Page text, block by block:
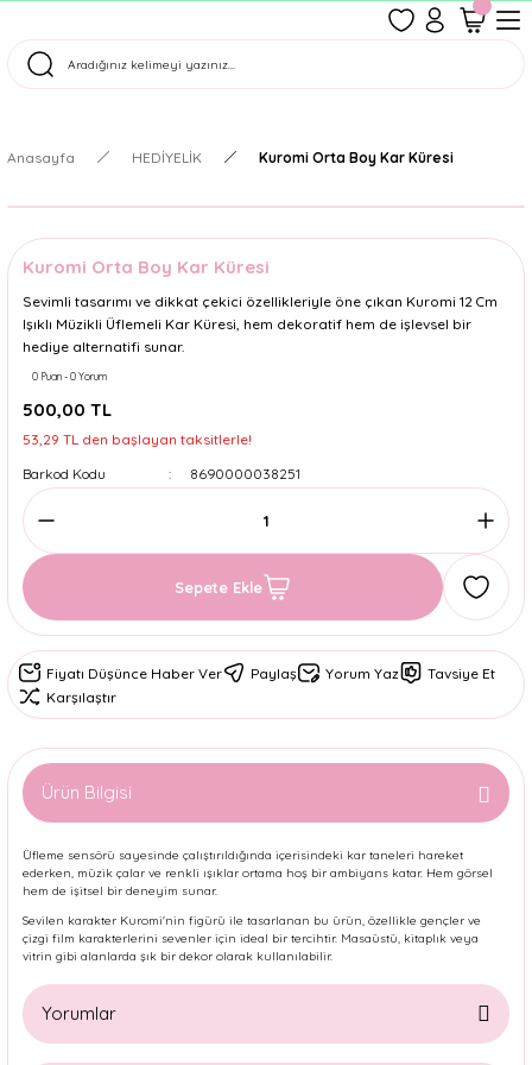
Tüm Siparişler Aynı Gün Kargoda!
Anasayfa HEDİYELİK Kuromi Orta Boy Kar Küresi
Kuromi Orta Boy Kar Küresi
Sevimli tasarımı ve dikkat çekici özellikleriyle öne çıkan Kuromi 12 Cm
Işıklı Müzikli Üflemeli Kar Küresi, hem dekoratif hem de işlevsel bir
hediye alternatifi sunar.
0 Puan - 0 Yorum
500,00 TL
53,29 TL den başlayan taksitlerle!
Barkod Kodu
8690000038251
Sepete Ekle
Fiyatı Düşünce Haber Ver Paylaş Yorum Yaz
Tavsiye Et
Karşılaştır
Ürün Bilgisi
Üfleme sensörü sayesinde çalıştırıldığında içerisindeki kar taneleri hareket
ederken, müzik çalar ve renkli ışıklar ortama hoş bir ambiyans katar. Hem görsel
hem de işitsel bir deneyim sunar.
Sevilen karakter Kuromi'nin figürü ile tasarlanan bu ürün, özellikle gençler ve
çizgi film karakterlerini sevenler için ideal bir tercihtir. Masaüstü, kitaplık veya
vitrin gibi alanlarda şık bir dekor olarak kullanılabilir.
Yorumlar